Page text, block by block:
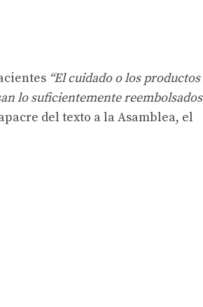
“El cuidado o los productos
lo suficientemente
del texto a la Asamblea, el